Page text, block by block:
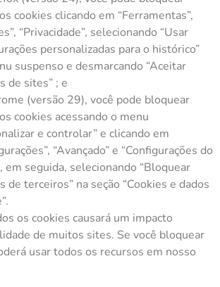
cookies clicando em “Ferramentas”,
“Privacidade”, selecionando “Usar
personalizadas para o histórico”
suspenso e desmarcando “Aceitar
de sites” ; e
(versão 29), você pode bloquear
cookies acessando o menu
e controlar” e clicando em
“Avançado” e “Configurações do
em seguida, selecionando “Bloquear
de terceiros” na seção “Cookies e dados
os cookies causará um impacto
de muitos sites. Se você bloquear
usar todos os recursos em nosso